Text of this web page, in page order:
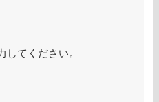
してください。